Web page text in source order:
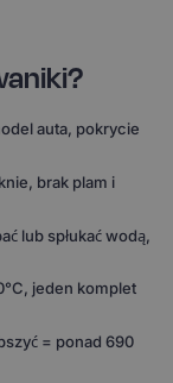
auta, pokrycie
brak plam i
lub spłukać wodą,
jeden komplet
= ponad 690